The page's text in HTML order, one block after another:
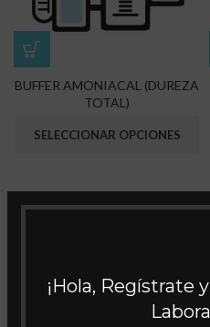
¡Hola, Regístrate
BUFFER AMONIACAL (DUREZA
TOTAL)
SELECCIONAR OPCIONES